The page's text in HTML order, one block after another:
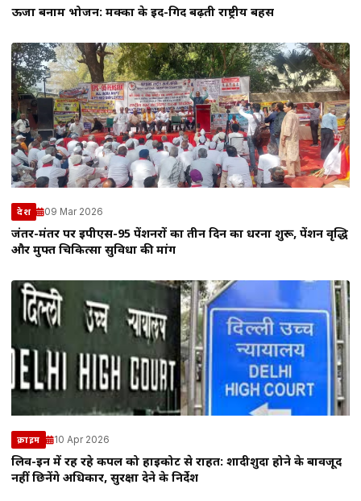
ऊर्जा बनाम भोजन: मक्का के इर्द-गिर्द बढ़ती राष्ट्रीय बहस
देश 09 Mar 2026
जंतर-मंतर पर ईपीएस-95 पेंशनरों का तीन दिन का धरना शुरू, पेंशन वृद्धि
और मुफ्त चिकित्सा सुविधा की मांग
क्राइम 10 Apr 2026
लिव-इन में रह रहे कपल को हाईकोर्ट से राहत: शादीशुदा होने के बावजूद
नहीं छिनेंगे अधिकार, सुरक्षा देने के निर्देश